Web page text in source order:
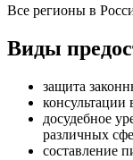
Все регионы в
Виды
защита
консультации
досудебное
различных
составление